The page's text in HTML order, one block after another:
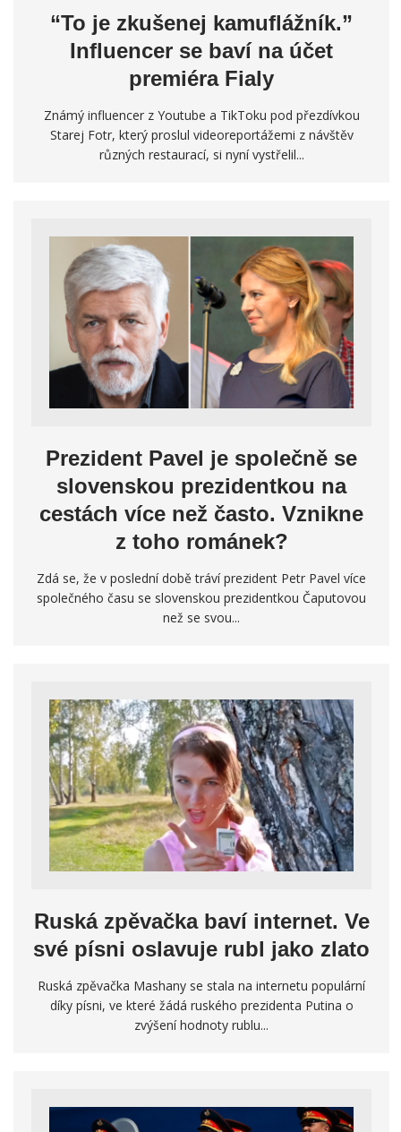
“To je zkušenej kamuflážník.”
Influencer se baví na účet
premiéra Fialy
Známý influencer z Youtube a TikToku pod přezdívkou
Starej Fotr, který proslul videoreportážemi z návštěv
různých restaurací, si nyní vystřelil...
Prezident Pavel je společně se
slovenskou prezidentkou na
cestách více než často. Vznikne
z toho románek?
Zdá se, že v poslední době tráví prezident Petr Pavel více
společného času se slovenskou prezidentkou Čaputovou
než se svou...
Ruská zpěvačka baví internet. Ve
své písni oslavuje rubl jako zlato
Ruská zpěvačka Mashany se stala na internetu populární
díky písni, ve které žádá ruského prezidenta Putina o
zvýšení hodnoty rublu...